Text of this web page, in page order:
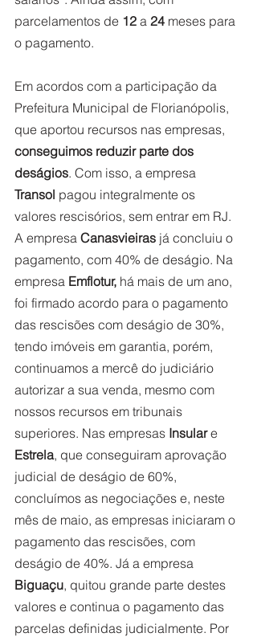
parcelamentos de 12 a 24 meses para
o pagamento.
Em acordos com a participação da
Prefeitura Municipal de Florianópolis,
que aportou recursos nas empresas,
conseguimos reduzir parte dos
deságios. Com isso, a empresa
Transol pagou integralmente os
valores rescisórios, sem entrar em RJ.
A empresa Canasvieiras já concluiu o
pagamento, com 40% de deságio. Na
empresa Emflotur, há mais de um ano,
foi firmado acordo para o pagamento
das rescisões com deságio de 30%,
tendo imóveis em garantia, porém,
continuamos a mercê do judiciário
autorizar a sua venda, mesmo com
nossos recursos em tribunais
superiores. Nas empresas Insular e
Estrela, que conseguiram aprovação
judicial de deságio de 60%,
concluímos as negociações e, neste
mês de maio, as empresas iniciaram o
pagamento das rescisões, com
deságio de 40%. Já a empresa
Biguaçu, quitou grande parte destes
valores e continua o pagamento das
parcelas definidas judicialmente. Por